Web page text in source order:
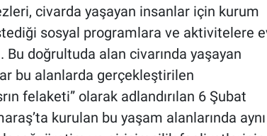
civarda yaşayan insanlar için kurum
sosyal programlara ve aktivitelere
doğrultuda alan civarında yaşayan
bu alanlarda gerçekleştirilen
felaketi” olarak adlandırılan 6 Şubat
kurulan bu yaşam alanlarında aynı